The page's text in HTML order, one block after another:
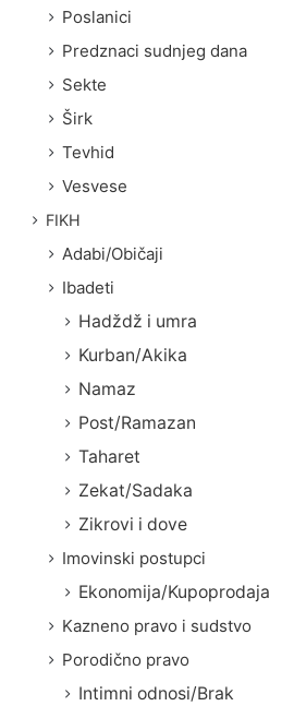
Poslanici
Predznaci sudnjeg dana
Sekte
Širk
Tevhid
Vesvese
FIKH
Adabi/Običaji
Ibadeti
Hadždž i umra
Kurban/Akika
Namaz
Post/Ramazan
Taharet
Zekat/Sadaka
Zikrovi i dove
Imovinski postupci
Ekonomija/Kupoprodaja
Kazneno pravo i sudstvo
Porodično pravo
Intimni odnosi/Brak